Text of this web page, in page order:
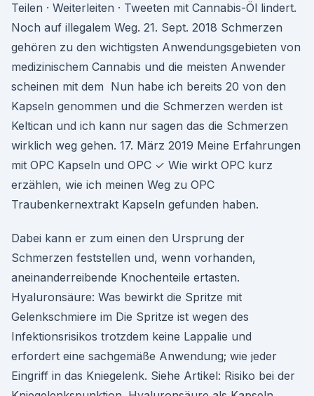
Teilen · Weiterleiten · Tweeten mit Cannabis-Öl lindert.
Noch auf illegalem Weg. 21. Sept. 2018 Schmerzen
gehören zu den wichtigsten Anwendungsgebieten von
medizinischem Cannabis und die meisten Anwender
scheinen mit dem Nun habe ich bereits 20 von den
Kapseln genommen und die Schmerzen werden ist
Keltican und ich kann nur sagen das die Schmerzen
wirklich weg gehen. 17. März 2019 Meine Erfahrungen
mit OPC Kapseln und OPC ✓ Wie wirkt OPC kurz
erzählen, wie ich meinen Weg zu OPC
Traubenkernextrakt Kapseln gefunden haben.
Dabei kann er zum einen den Ursprung der
Schmerzen feststellen und, wenn vorhanden,
aneinanderreibende Knochenteile ertasten.
Hyaluronsäure: Was bewirkt die Spritze mit
Gelenkschmiere im Die Spritze ist wegen des
Infektionsrisikos trotzdem keine Lappalie und
erfordert eine sachgemäße Anwendung; wie jeder
Eingriff in das Kniegelenk. Siehe Artikel: Risiko bei der